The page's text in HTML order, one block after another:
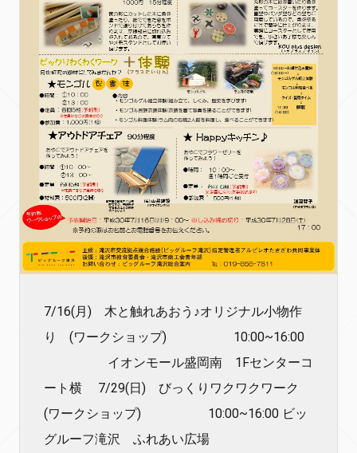
7/16(月) 木と触れあおう♪オリジナル小物作
り (ワークショップ) 10:00~16:00
イオンモール盛岡南 1Fセンターコ
ート横 7/29(日) びっくりワクワクワーク
(ワークショップ) 10:00~16:00 ビッ
グルーフ滝沢 ふれあい広場